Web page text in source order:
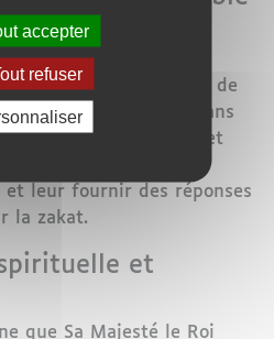
mission, l’instance
avec l’appui
sur l’élaboration de
prévoit de la publier dans
ailleurs, un site internet
pour centraliser les
et leur fournir des réponses
la zakat.
et
que Sa Majesté le Roi
accepter
refuser